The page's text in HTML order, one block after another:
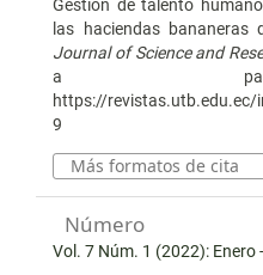
Gestión de talento
las haciendas
Journal of Science and
a
https://
9
Más formatos de cita
Número
Vol. 7 Núm. 1 (2022): Enero